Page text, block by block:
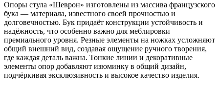
Опоры стула «Шеврон» изготовлены из массива французского
бука — материала, известного своей прочностью и
долговечностью. Бук придаёт конструкции устойчивость и
надёжность, что особенно важно для меблировки
премиального уровня. Резные элементы на ножках усложняют
общий внешний вид, создавая ощущение ручного творения,
где каждая деталь важна. Тонкие линии и декоративные
элементы опор добавляют изюминку в общий дизайн,
подчёркивая эксклюзивность и высокое качество изделия.